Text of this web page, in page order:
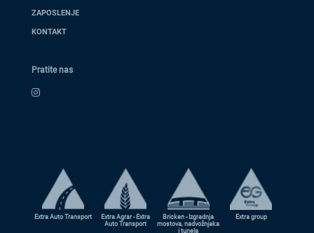
ZAPOSLENJE
KONTAKT
Pratite nas
Extra Auto Transport
Extra Agrar - Extra
Auto Transport
Bricken - Izgradnja
mostova, nadvožnjaka
i tunela
Extra group